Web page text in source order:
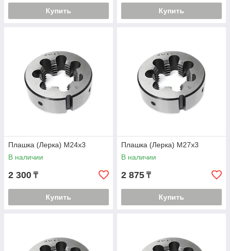
Купить Купить
Плашка (Лерка) М24х3
В наличии
2 300 ₸
Купить
Плашка (Лерка) М27х3
В наличии
2 875 ₸
Купить